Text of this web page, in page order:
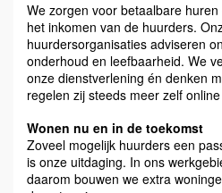
We zorgen voor betaalbare
het inkomen van de huurders.
huurdersorganisaties adviseren
onderhoud en leefbaarheid. We
onze dienstverlening én denken
regelen zij steeds meer zelf
Wonen nu en in de toekomst
Zoveel mogelijk huurders een
is onze uitdaging. In ons
daarom bouwen we extra